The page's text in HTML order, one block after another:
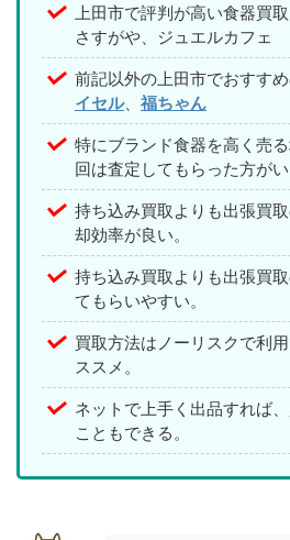
上田市で評判が高い食器買取
さすがや、ジュエルカフェ
前記以外の上田市でおすす
イセル、 福ちゃん
特にブランド食器を高く売
回は査定してもらった方がい
持ち込み買取よりも出張買
却効率が良い。
持ち込み買取よりも出張買
てもらいやすい。
買取方法はノーリスクで利
ススメ。
ネットで上手く出品すれば
こともできる。